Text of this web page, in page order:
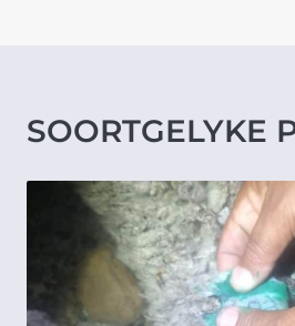
SOORTGELYKE